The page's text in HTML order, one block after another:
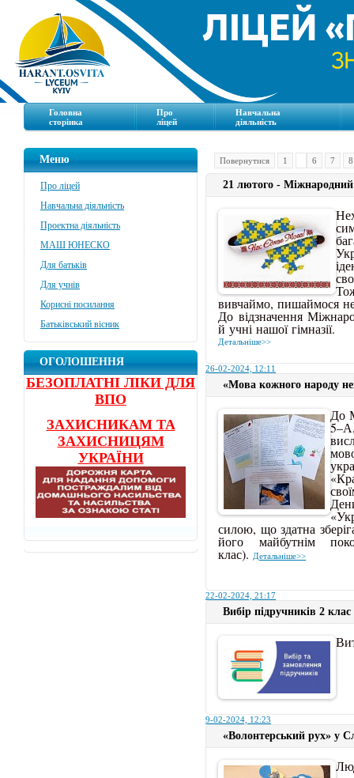
Головна
сторінка
Про
ліцей
Навчальна
діяльність
Меню
Про ліцей
Навчальна діяльність
Проектна діяльність
МАШ ЮНЕСКО
Для батьків
Для учнів
Корисні посилання
Батьківський вісник
ОГОЛОШЕННЯ
БЕЗОПЛАТНІ ЛІКИ ДЛЯ
ВПО
ЗАХИСНИКАМ ТА
ЗАХИСНИЦЯМ
УКРАЇНИ
Повернутися 1 6 7 8
21 лютого - Міжнародний
вивчаймо, пишаймося
До відзначення
й учні нашої гімназії.
Детальніше>>
26-02-2024, 12:11
«Мова кожного народу
До
силою, що здатна
його майбутнім
клас). Детальніше>>
22-02-2024, 21:17
Вибір підручників 2 клас
9-02-2024, 12:23
«Волонтерський рух» у